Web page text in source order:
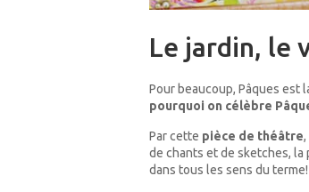
Le jardin, le
Pour beaucoup, Pâques est
pourquoi on célèbre
Par cette pièce de théâtre,
de chants et de sketches, la
dans tous les sens du terme!